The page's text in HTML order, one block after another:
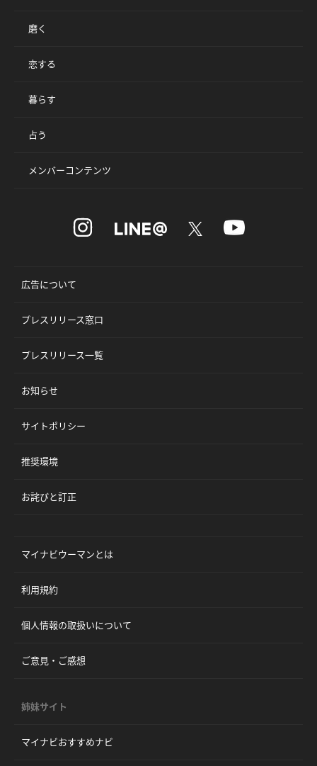
磨く
恋する
暮らす
占う
メンバーコンテンツ
広告について
プレスリリース窓口
プレスリリース一覧
お知らせ
サイトポリシー
推奨環境
お詫びと訂正
マイナビウーマンとは
利用規約
個人情報の取扱いについて
ご意見・ご感想
姉妹サイト
マイナビおすすめナビ